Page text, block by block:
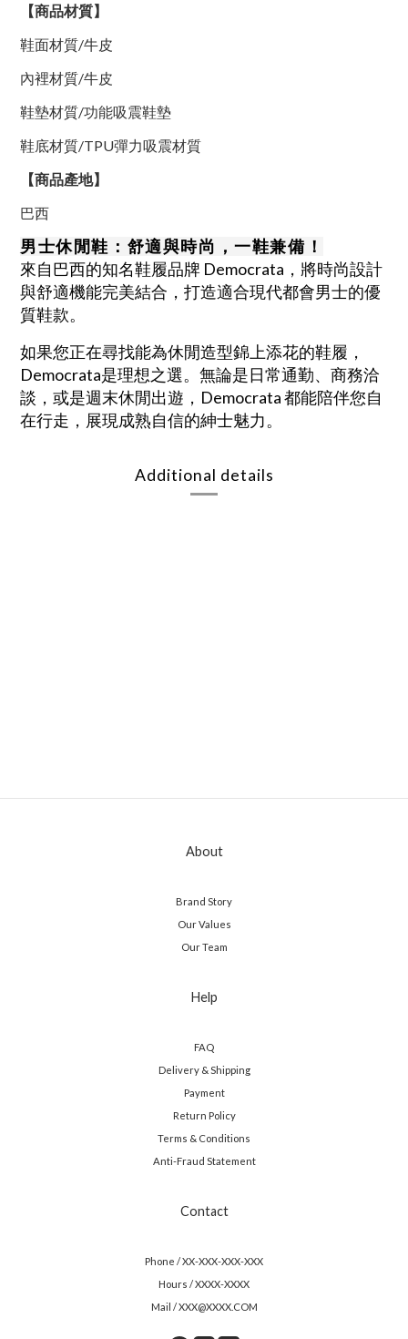
【商品材質】
鞋面材質/牛皮
內裡材質/牛皮
鞋墊材質/功能吸震鞋墊
鞋底材質/TPU彈力吸震材質
【商品產地】
巴西
男士休閒鞋：舒適與時尚，一鞋兼備！
來自巴西的知名鞋履品牌 Democrata，將時尚設計
與舒適機能完美結合，打造適合現代都會男士的優
質鞋款。
如果您正在尋找能為休閒造型錦上添花的鞋履，
Democrata是理想之選。 無論是日常通勤、商務洽
談，或是週末休閒出遊，Democrata 都能陪伴您自
在行走，展現成熟自信的紳士魅力。
Additional details
About
Brand Story
Our Values
Our Team
Help
FAQ
Delivery & Shipping
Payment
Return Policy
Terms & Conditions
Anti-Fraud Statement
Contact
Phone / XX-XXX-XXX-XXX
Hours / XXXX-XXXX
Mail / XXX@XXXX.COM